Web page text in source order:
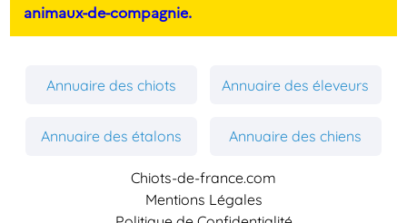
animaux-de-compagnie.
Annuaire des chiots Annuaire des éleveurs
Annuaire des étalons Annuaire des chiens
Chiots-de-france.com
Mentions Légales